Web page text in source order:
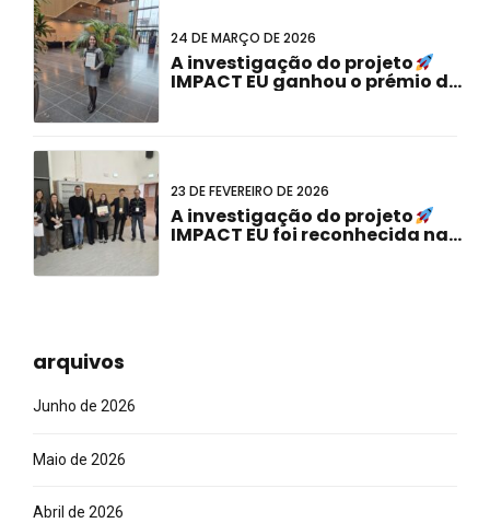
24 DE MARÇO DE 2026
A investigação do projeto
IMPACT EU ganhou o prémio de
23 DE FEVEREIRO DE 2026
A investigação do projeto
IMPACT EU foi reconhecida na
arquivos
Junho de 2026
Maio de 2026
Abril de 2026